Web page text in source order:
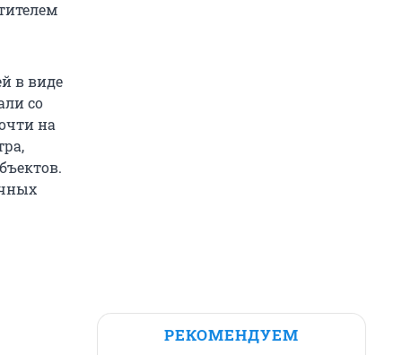
в виде
со
на
РЕКОМЕНДУЕМ